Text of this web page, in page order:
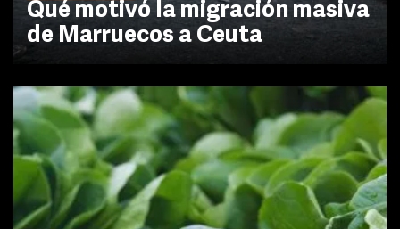
Qué motivó la migración masiva
de Marruecos a Ceuta